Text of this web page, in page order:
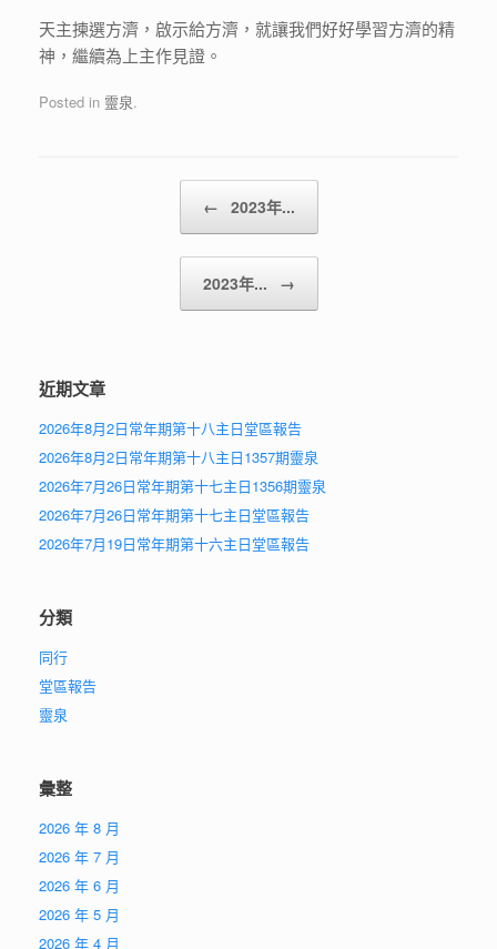
天主揀選方濟，啟示給方濟，就讓我們好好學習方濟的精
神，繼續為上主作見證。
Posted in 靈泉.
Post navigation
← 2023年...
2023年... →
近期文章
2026年8月2日常年期第十八主日堂區報告
2026年8月2日常年期第十八主日1357期靈泉
2026年7月26日常年期第十七主日1356期靈泉
2026年7月26日常年期第十七主日堂區報告
2026年7月19日常年期第十六主日堂區報告
分類
同行
堂區報告
靈泉
彙整
2026 年 8 月
2026 年 7 月
2026 年 6 月
2026 年 5 月
2026 年 4 月